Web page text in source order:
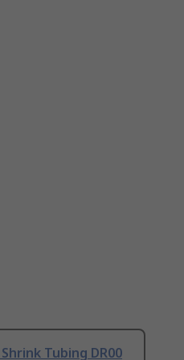
Tubing DR00